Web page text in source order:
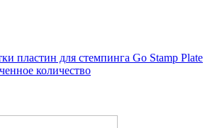
пластин для стемпинга Go Stamp Plate
количество